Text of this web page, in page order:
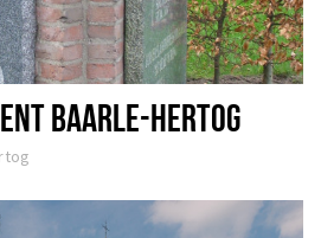
BAARLE-HERTOG